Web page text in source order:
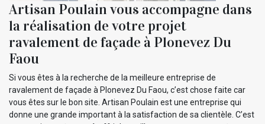
Artisan Poulain vous accompagne dans
la réalisation de votre projet
ravalement de façade à Plonevez Du
Faou
Si vous êtes à la recherche de la meilleure entreprise de
ravalement de façade à Plonevez Du Faou, c’est chose faite car
vous êtes sur le bon site. Artisan Poulain est une entreprise qui
donne une grande important à la satisfaction de sa clientèle. C’est